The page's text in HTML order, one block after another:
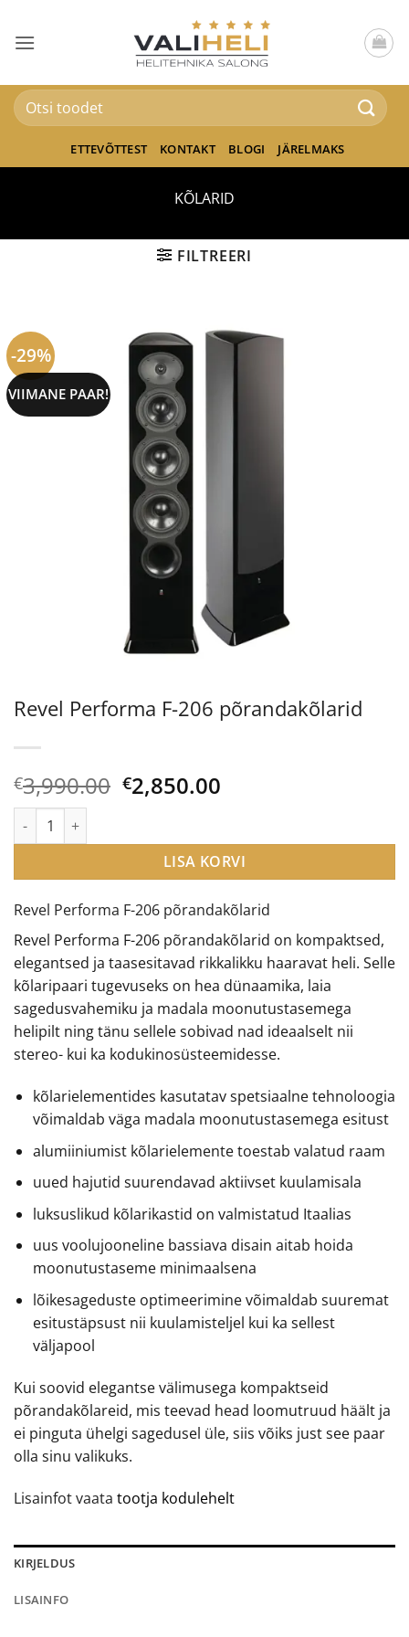
content
Otsi:
ETTEVÕTTEST KONTAKT BLOGI JÄRELMAKS
KÕLARID
FILTREERI
-29%
VIIMANE PAAR!
Revel Performa F-206 põrandakõlarid
€3,990.00 Algne
hind
€3,990.00.
€2,850.00
€2,850.00.
Revel Performa F-206 põrandakõlarid
Revel Performa F-206 põrandakõlarid on kompaktsed,
elegantsed ja taasesitavad rikkalikku haaravat heli. Selle
kõlaripaari tugevuseks on hea dünaamika, laia
sagedusvahemiku ja madala moonutustasemega
helipilt ning tänu sellele sobivad nad ideaalselt nii
stereo- kui ka kodukinosüsteemidesse.
kõlarielementides kasutatav spetsiaalne tehnoloogia
võimaldab väga madala moonutustasemega esitust
alumiiniumist kõlarielemente toestab valatud raam
uued hajutid suurendavad aktiivset kuulamisala
luksuslikud kõlarikastid on valmistatud Itaalias
uus voolujooneline bassiava disain aitab hoida
moonutustaseme minimaalsena
lõikesageduste optimeerimine võimaldab suuremat
esitustäpsust nii kuulamisteljel kui ka sellest
väljapool
Kui soovid elegantse välimusega kompaktseid
põrandakõlareid, mis teevad head loomutruud häält ja
ei pinguta ühelgi sagedusel üle, siis võiks just see paar
olla sinu valikuks.
Lisainfot vaata tootja kodulehelt
Revel Performa F-206 põrandakõlarid kogus
LISA KORVI
KIRJELDUS
LISAINFO